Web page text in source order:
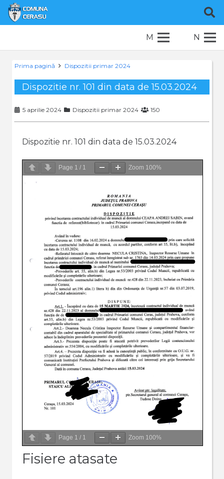
M N
Prima pagină Dispozitii primar 2024
Dispozitie nr. 101 din data de 15.03.2024
5 aprilie 2024 Dispozitii primar 2024 150
Dispozitie nr. 101 din data de 15.03.2024
Page 1 / 1 Zoom 100%
Page 1 / 1 Zoom 100%
Fisiere atasate